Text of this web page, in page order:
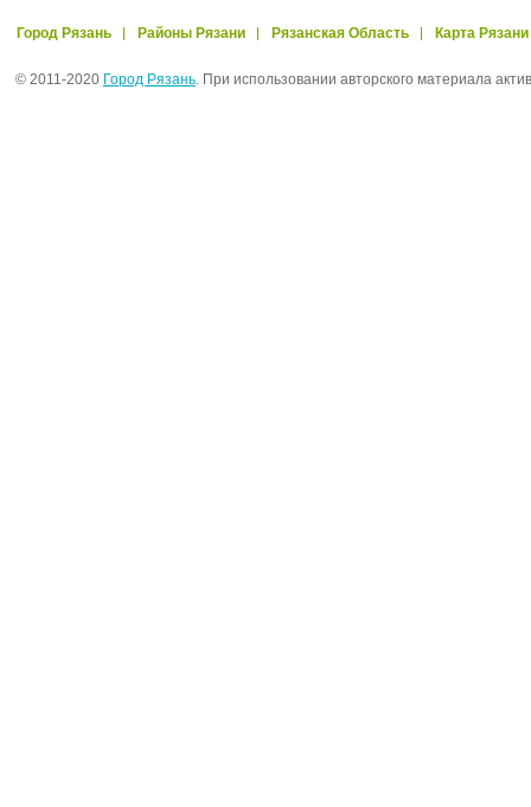
Город Рязань Районы Рязани Рязанская Область Карта Рязани
© 2011-2020 Город Рязань. При использовании авторского материала